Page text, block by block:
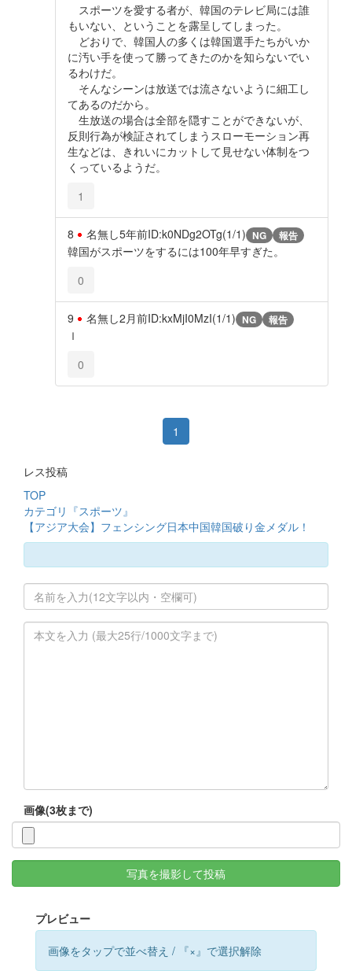
スポーツを愛する者が、韓国のテレビ局には誰
もいない、ということを露呈してしまった。
どおりで、韓国人の多くは韓国選手たちがいか
に汚い手を使って勝ってきたのかを知らないでい
るわけだ。
そんなシーンは放送では流さないように細工し
てあるのだから。
生放送の場合は全部を隠すことができないが、
反則行為が検証されてしまうスローモーション再
生などは、きれいにカットして見せない体制をつ
くっているようだ。
1
8 名無し5年前ID:k0NDg2OTg(1/1) NG 報告
韓国がスポーツをするには100年早すぎた。
0
9 名無し2月前ID:kxMjI0MzI(1/1) NG 報告
ｌ
0
1
レス投稿
TOP
カテゴリ『スポーツ』
【アジア大会】フェンシング日本中国韓国破り金メダル！
画像(3枚まで)
写真を撮影して投稿
プレビュー
画像をタップで並べ替え / 『×』で選択解除